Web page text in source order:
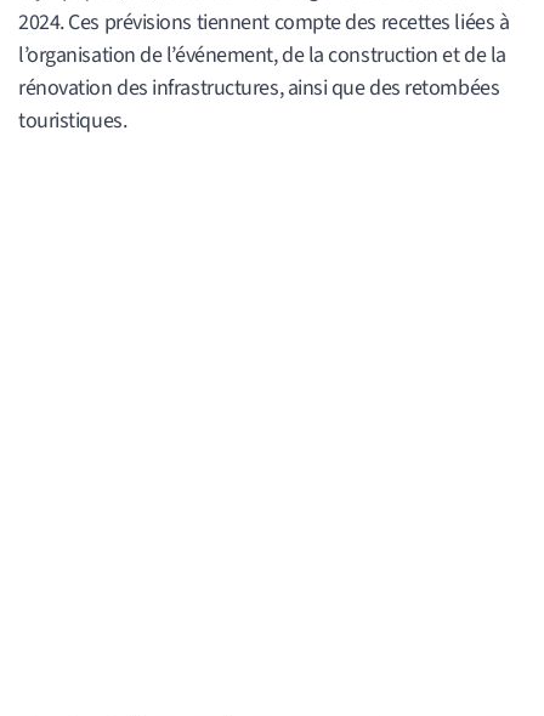
2024. Ces prévisions tiennent compte des recettes liées à
l’organisation de l’événement, de la construction et de la
rénovation des infrastructures, ainsi que des retombées
touristiques.